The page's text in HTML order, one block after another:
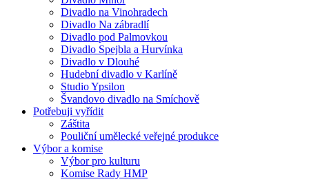
Divadlo na Vinohradech
Divadlo Na zábradlí
Divadlo pod Palmovkou
Divadlo Spejbla a Hurvínka
Divadlo v Dlouhé
Hudební divadlo v Karlíně
Studio Ypsilon
Švandovo divadlo na Smíchově
Potřebuji vyřídit
Záštita
Pouliční umělecké veřejné produkce
Výbor a komise
Výbor pro kulturu
Komise Rady HMP